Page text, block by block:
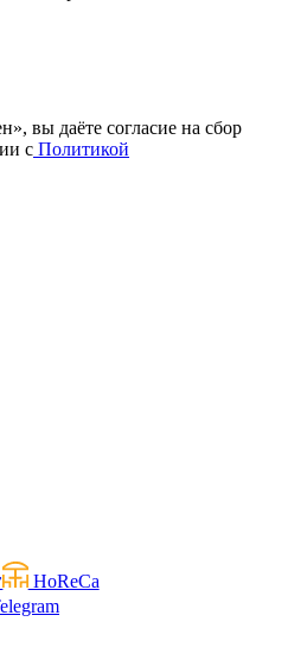
вы даёте cогласие на сбор
с Политикой
HoReCa